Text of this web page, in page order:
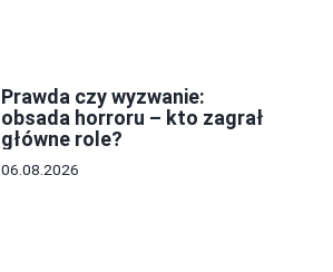
Prawda czy wyzwanie:
obsada horroru – kto zagrał
główne role?
06.08.2026